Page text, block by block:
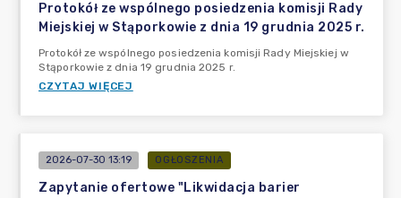
Protokół ze wspólnego posiedzenia komisji Rady
Miejskiej w Stąporkowie z dnia 19 grudnia 2025 r.
Protokół ze wspólnego posiedzenia komisji Rady Miejskiej w
Stąporkowie z dnia 19 grudnia 2025 r.
CZYTAJ WIĘCEJ
2026-07-30 13:19 OGŁOSZENIA
Zapytanie ofertowe "Likwidacja barier